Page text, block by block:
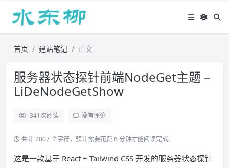
首页 建站笔记 正文
服务器状态探针前端NodeGet主题 –
LiDeNodeGetShow
341次阅读 没有评论
共计 2007 个字符，预计需要花费 6 分钟才能阅读完成。
这是一款基于 React + Tailwind CSS 开发的服务器状态探针